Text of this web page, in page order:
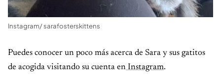
Instagram/ sarafosterskittens
Puedes conocer un poco más acerca de Sara y sus gatitos
de acogida visitando su cuenta en Instagram.